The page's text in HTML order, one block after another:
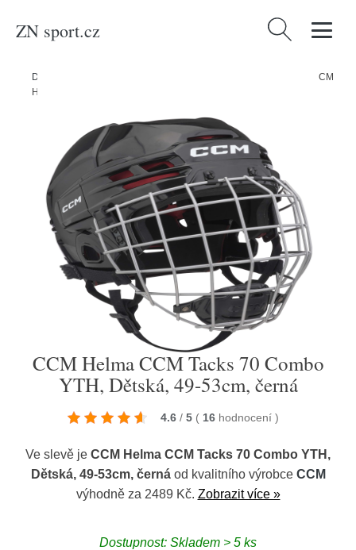
ZN sport.cz Vyhledávání
Domů
CCM
Helma CCM Tacks 70 Combo YTH, Dětská, 49-53cm, černá
CCM Helma CCM Tacks 70 Combo
YTH, Dětská, 49-53cm, černá
4.6 / 5 ( 16 hodnocení )
Ve slevě je CCM Helma CCM Tacks 70 Combo YTH,
Dětská, 49-53cm, černáod kvalitního výrobce CCM
výhodně za 2489 Kč. Zobrazit více »
Dostupnost: Skladem > 5 ks